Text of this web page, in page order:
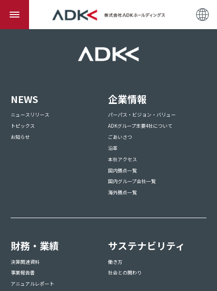
NEWS
ニュースリリース
トピックス
お知らせ
企業情報
パーパス・ビジョン・バリュー
ADKグループ主要4社について
ごあいさつ
沿革
本社アクセス
国内拠点一覧
国内グループ会社一覧
海外拠点一覧
財務・業績
決算関連資料
事業報告書
アニュアルレポート
サステナビリティ
働き方
社会との関わり